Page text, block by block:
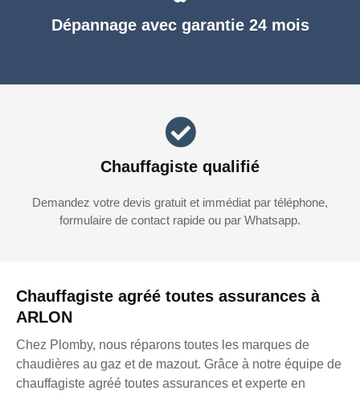
Chauffagiste agréé toutes assurances à
ARLON
Chez Plomby, nous réparons toutes les marques de
chaudières au gaz et de mazout. Grâce à notre équipe de
chauffagiste agréé toutes assurances et experte en
Dépannage avec garantie 24 mois
Chauffagiste qualifié
Demandez votre devis gratuit et immédiat par téléphone,
formulaire de contact rapide ou par Whatsapp.